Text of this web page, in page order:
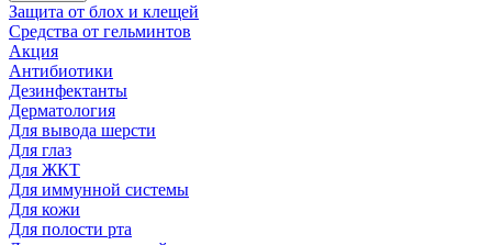
Защита от блох и клещей
Средства от гельминтов
Акция
Антибиотики
Дезинфектанты
Дерматология
Для вывода шерсти
Для глаз
Для ЖКТ
Для иммунной системы
Для кожи
Для полости рта